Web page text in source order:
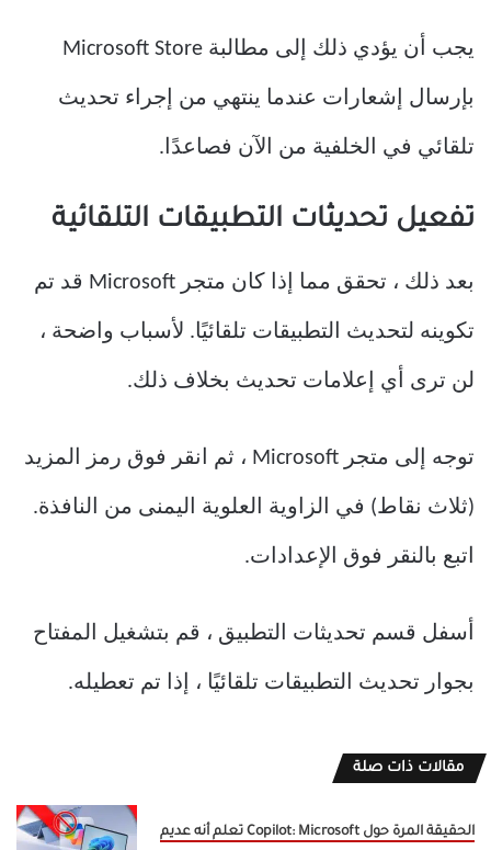
يجب أن يؤدي ذلك إلى مطالبة Microsoft Store
بإرسال إشعارات عندما ينتهي من إجراء تحديث
تلقائي في الخلفية من الآن فصاعدًا.
تفعيل تحديثات التطبيقات التلقائية
بعد ذلك ، تحقق مما إذا كان متجر Microsoft قد تم
تكوينه لتحديث التطبيقات تلقائيًا. لأسباب واضحة ،
لن ترى أي إعلامات تحديث بخلاف ذلك.
توجه إلى متجر Microsoft ، ثم انقر فوق رمز المزيد
(ثلاث نقاط) في الزاوية العلوية اليمنى من النافذة.
اتبع بالنقر فوق الإعدادات.
أسفل قسم تحديثات التطبيق ، قم بتشغيل المفتاح
بجوار تحديث التطبيقات تلقائيًا ، إذا تم تعطيله.
مقالات ذات صلة
الحقيقة المرة حول Copilot: Microsoft تعلم أنه عديم